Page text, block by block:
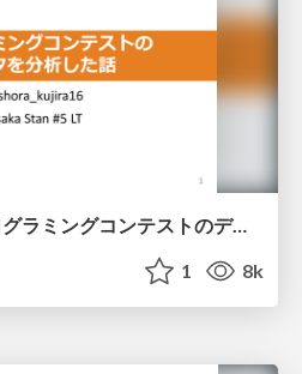
Osaka.Stan#5 LT プログラミングコンテストのデータを分析した話
1 8k